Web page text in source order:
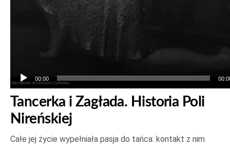
00:00
Tancerka i Zagłada. Historia Poli
Nireńskiej
Całe jej życie wypełniała pasja do tańca: kontakt z nim